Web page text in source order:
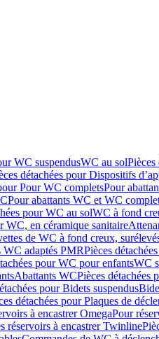
WC suspendusWC au solPièces
détachées pour Dispositifs
Pour WC completsPour
Pour abattants WC et WC
pour WC au solWC à fond
WC, en céramique sanitaire
de WC à fond creux,
WC adaptés PMRPièces
pour WC pour enfantsWC
Abattants WCPièces détachées
pour Bidets suspendus
détachées pour Plaques de
à encastrer OmegaPour
réservoirs à encastrer Twinline